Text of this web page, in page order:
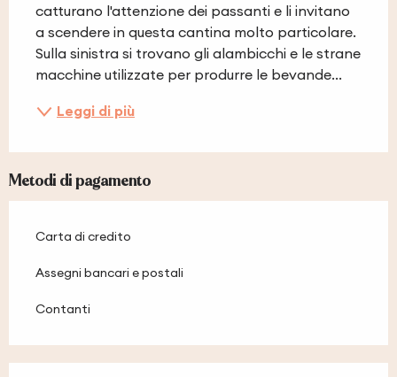
catturano l'attenzione dei passanti e li invitano
a scendere in questa cantina molto particolare.
Sulla sinistra si trovano gli alambicchi e le strane
macchine utilizzate per produrre le bevande...
Leggi di più
Metodi di pagamento
Carta di credito
Assegni bancari e postali
Contanti